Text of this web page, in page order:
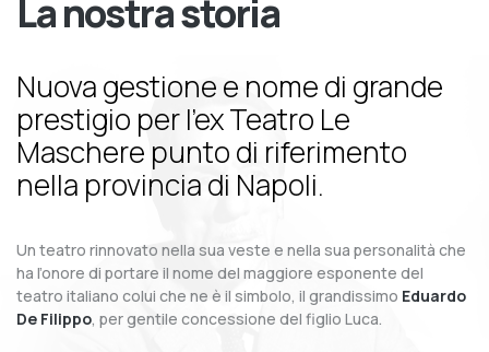
La nostra storia
Nuova gestione e nome di grande
prestigio per l’ex Teatro Le
Maschere punto di riferimento
nella provincia di Napoli.
Un teatro rinnovato nella sua veste e nella sua personalità che
ha l’onore di portare il nome del maggiore esponente del
teatro italiano colui che ne è il simbolo, il grandissimo Eduardo
De Filippo, per gentile concessione del figlio Luca.